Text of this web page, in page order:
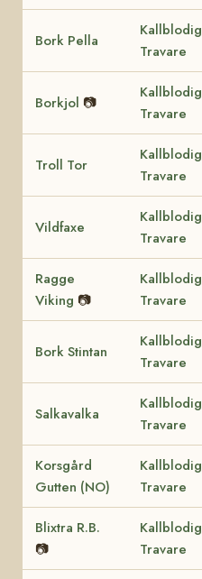
Bork Pella
Kallblodig
Travare
Borkjol 📷
Kallblodig
Travare
Troll Tor
Kallblodig
Travare
Vildfaxe
Kallblodig
Travare
Ragge
Viking 📷
Kallblodig
Travare
Bork Stintan
Kallblodig
Travare
Salkavalka
Kallblodig
Travare
Korsgård
Gutten (NO)
Kallblodig
Travare
Blixtra R.B.
📷
Kallblodig
Travare